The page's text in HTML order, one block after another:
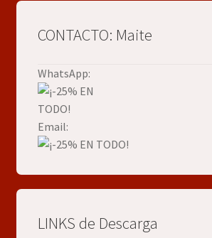
CONTACTO: Maite
WhatsApp:
Email:
LINKS de Descarga